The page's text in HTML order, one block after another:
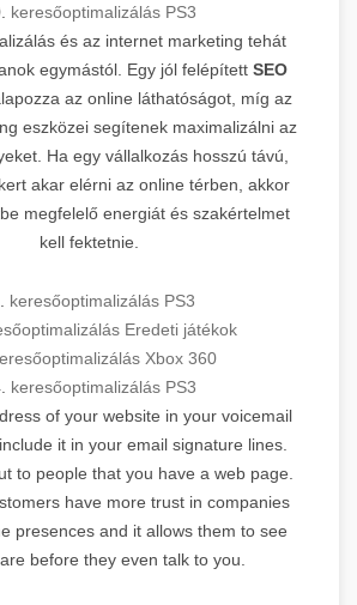
keresőoptimalizálás PS3
és az internet marketing tehát
egymástól. Egy jól felépített SEO
az online láthatóságot, míg az
eszközei segítenek maximalizálni az
Ha egy vállalkozás hosszú távú,
akar elérni az online térben, akkor
megfelelő energiát és szakértelmet
kell fektetnie.
keresőoptimalizálás PS3
Eredeti játékok
Xbox 360
keresőoptimalizálás PS3
of your website in your voicemail
it in your email signature lines.
to people that you have a web page.
have more trust in companies
presences and it allows them to see
before they even talk to you.